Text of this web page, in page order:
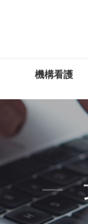
機構看護